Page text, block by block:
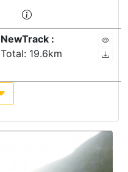
NewTrack :
Total: 19.6km